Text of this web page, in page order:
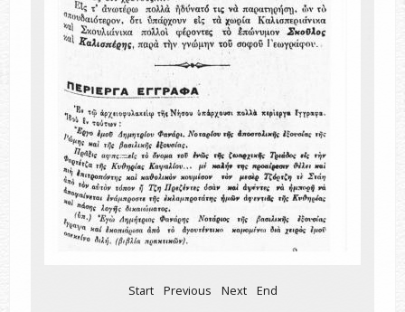
Start Previous Next
End